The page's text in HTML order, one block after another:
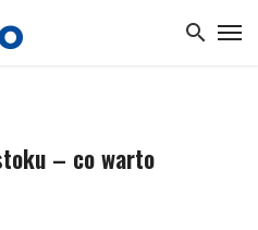
– co warto